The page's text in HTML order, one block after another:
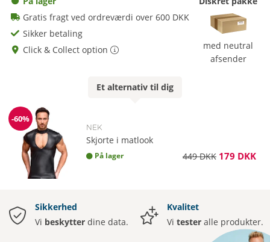
Gratis fragt ved ordreværdi over 600 DKK
Sikker betaling
Click & Collect option
med neutral
afsender
Et alternativ til dig
Rabat
-60%
NEK
Skjorte i matlook
På lager 449 DKK 179 DKK
Sikkerhed
Vi beskytter dine data.
Kvalitet
Vi tester alle produkter.